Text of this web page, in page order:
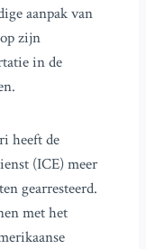
aanpak van
zijn
in de
heeft de
(ICE) meer
gearresteerd.
met het